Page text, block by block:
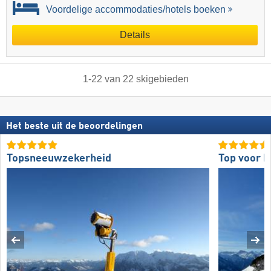
Voordelige accommodaties/hotels boeken
Details
1-22 van 22 skigebieden
Het beste uit de beoordelingen
Topsneeuwzekerheid Top voor